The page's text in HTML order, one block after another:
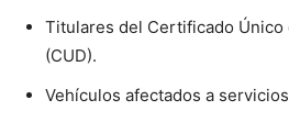
Titulares del Certificado Único
(CUD).
Vehículos afectados a